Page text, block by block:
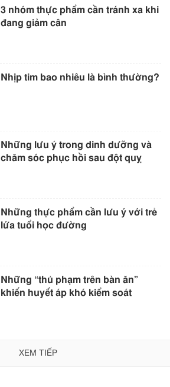
3 nhóm thực phẩm cần tránh xa khi
đang giảm cân
Nhịp tim bao nhiêu là bình thường?
Những lưu ý trong dinh dưỡng và
chăm sóc phục hồi sau đột quỵ
Những thực phẩm cần lưu ý với trẻ
lứa tuổi học đường
Những “thủ phạm trên bàn ăn”
khiến huyết áp khó kiểm soát
XEM TIẾP